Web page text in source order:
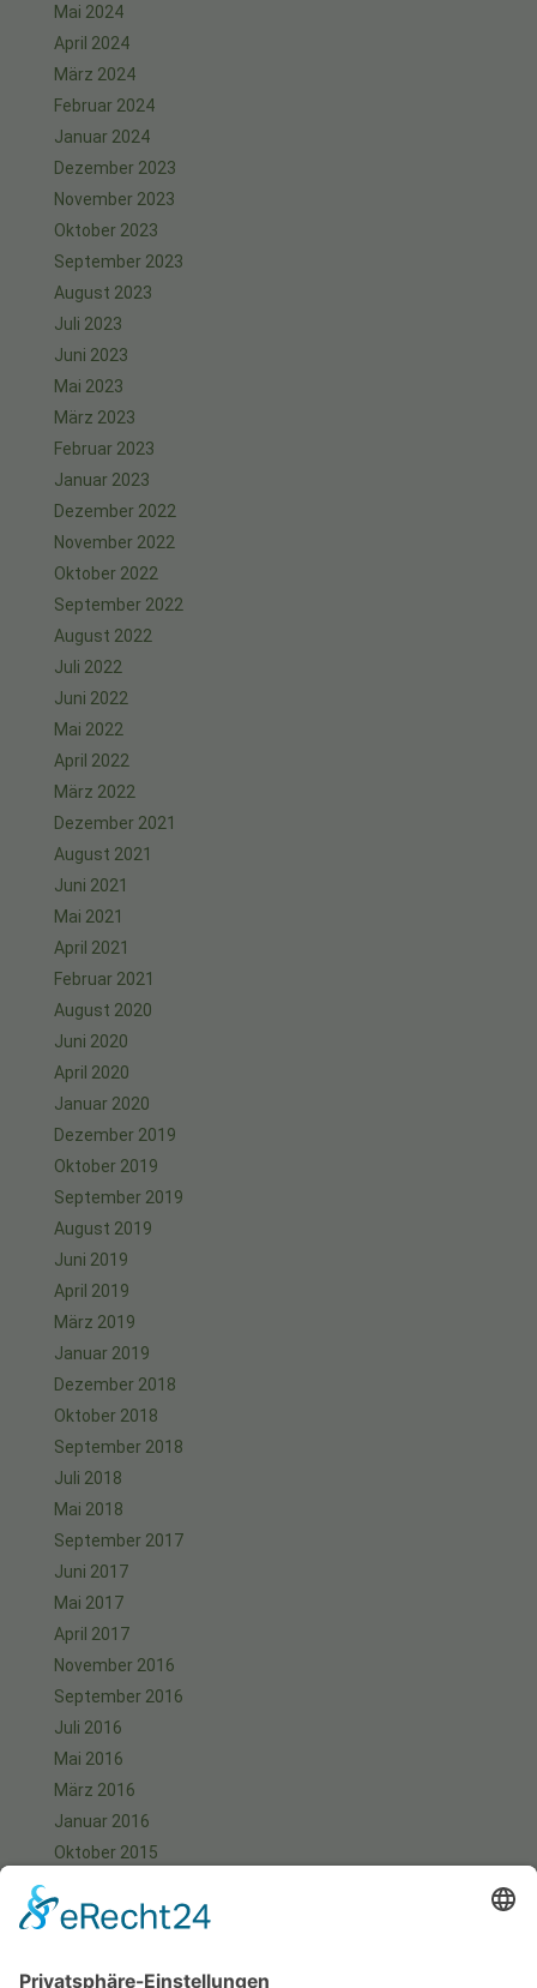
Mai 2024
April 2024
März 2024
Februar 2024
Januar 2024
Dezember 2023
November 2023
Oktober 2023
September 2023
August 2023
Juli 2023
Juni 2023
Mai 2023
März 2023
Februar 2023
Januar 2023
Dezember 2022
November 2022
Oktober 2022
September 2022
August 2022
Juli 2022
Juni 2022
Mai 2022
April 2022
März 2022
Dezember 2021
August 2021
Juni 2021
Mai 2021
April 2021
Februar 2021
August 2020
Juni 2020
April 2020
Januar 2020
Dezember 2019
Oktober 2019
September 2019
August 2019
Juni 2019
April 2019
März 2019
Januar 2019
Dezember 2018
Oktober 2018
September 2018
Juli 2018
Mai 2018
September 2017
Juni 2017
Mai 2017
April 2017
November 2016
September 2016
Juli 2016
Mai 2016
März 2016
Januar 2016
Oktober 2015
August 2015
Juni 2015